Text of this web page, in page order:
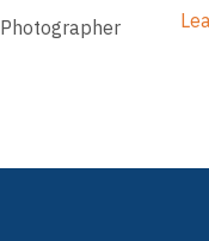
Photographer